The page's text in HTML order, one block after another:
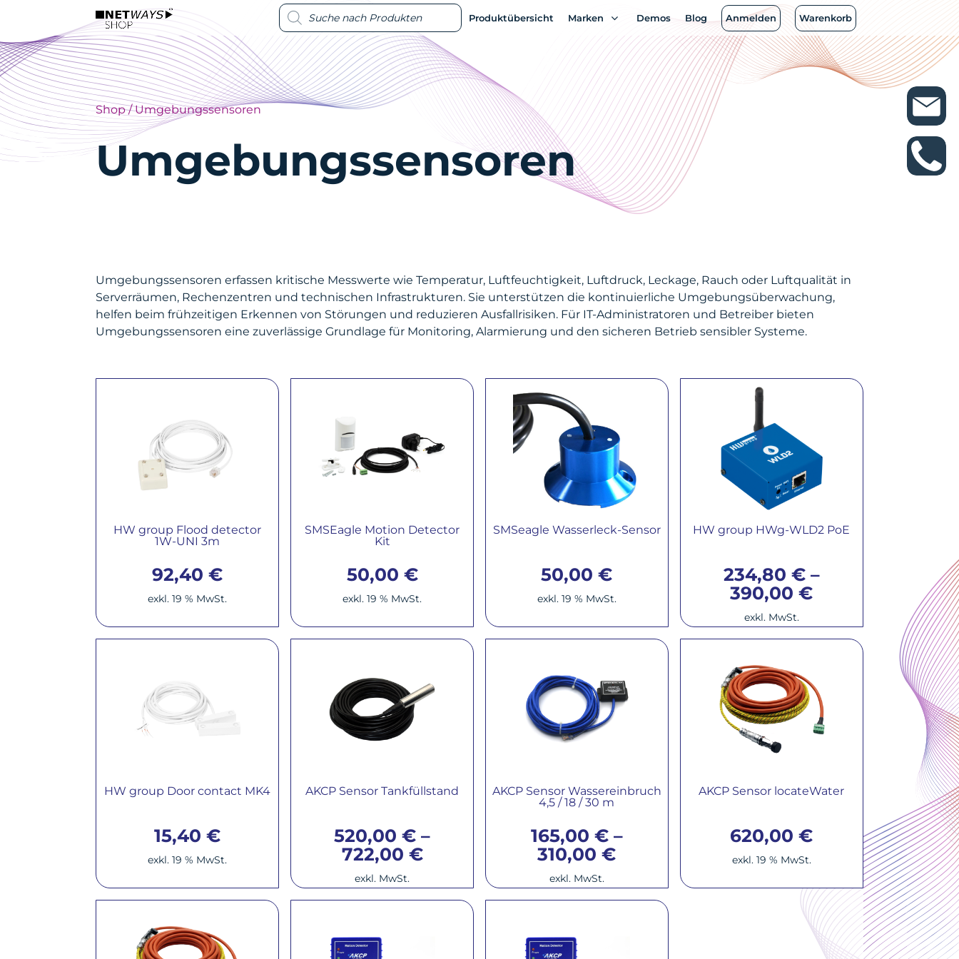
Products
search
Produktübersicht Marken Demos Blog Anmelden Warenkorb
Products
search
Produktübersicht Marken Demos Blog Anmelden Warenkorb
Shop/ Umgebungssensoren
Umgebungssensoren
Umgebungssensoren erfassen kritische Messwerte wie Temperatur, Luftfeuchtigkeit, Luftdruck, Leckage, Rauch oder Luftqualität in
Serverräumen, Rechenzentren und technischen Infrastrukturen. Sie unterstützen die kontinuierliche Umgebungsüberwachung,
helfen beim frühzeitigen Erkennen von Störungen und reduzieren Ausfallrisiken. Für IT-Administratoren und Betreiber bieten
Umgebungssensoren eine zuverlässige Grundlage für Monitoring, Alarmierung und den sicheren Betrieb sensibler Systeme.
HW group Flood detector
1W-UNI 3m
92,40€
exkl. 19 % MwSt.
SMSEagle Motion Detector
Kit
50,00 €
exkl. 19 % MwSt.
SMSeagle Wasserleck-Sensor
50,00€
exkl. 19 % MwSt.
HW group HWg-WLD2 PoE
234,80 €–
390,00€
exkl. MwSt.
HW group Door contact MK4
15,40€
exkl. 19 % MwSt.
AKCP Sensor Tankfüllstand
520,00€ –
722,00 €
exkl. MwSt.
AKCP Sensor Wassereinbruch
4,5 / 18 / 30 m
165,00 €–
310,00€
exkl. MwSt.
AKCP Sensor locateWater
620,00€
exkl. 19 % MwSt.